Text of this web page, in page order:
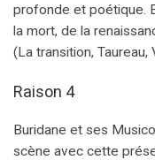
profonde et poétique.
la mort, de la
(La transition, Taureau,
Raison 4
Buridane et ses
scène avec cette